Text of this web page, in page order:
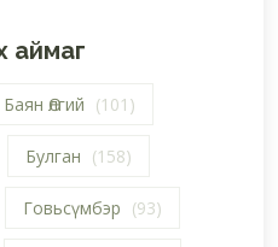
аймаг
Баян Өлгий (101)
Булган (158)
Говьсүмбэр (93)